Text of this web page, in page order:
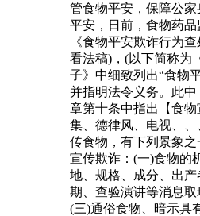
管食物平安，保障公
平安，日前，食物药
《食物平安欺诈行为
看法稿)，(以下简称为
子》中细致列出“食物
并指明法令义务。此
章第十条中指出【食
集、德律风、电视、
传食物，有下列景象
宣传欺诈：(一)食物的
地、规格、成分、出
期、查验演讲等消息取
(三)通俗食物、暗示具